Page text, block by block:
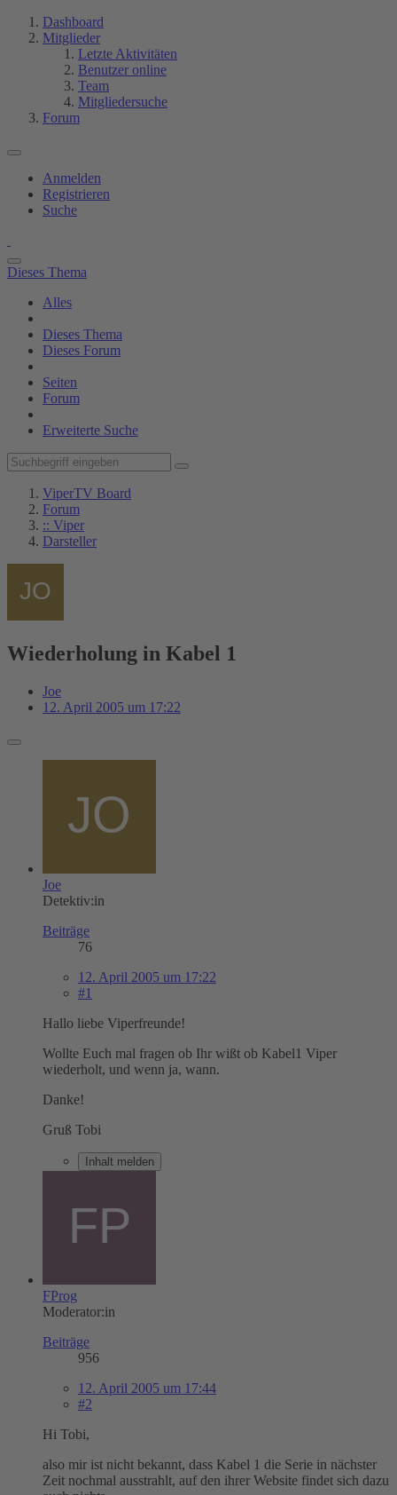
Dashboard
Mitglieder
Letzte Aktivitäten
Benutzer online
Team
Mitgliedersuche
Forum
Anmelden
Registrieren
Suche
Dieses Thema
Alles
Dieses Thema
Dieses Forum
Seiten
Forum
Erweiterte Suche
ViperTV Board
Forum
:: Viper
Darsteller
Wiederholung in Kabel 1
Joe
12. April 2005 um 17:22
Joe
Detektiv:in
Beiträge
76
12. April 2005 um 17:22
#1
Hallo liebe Viperfreunde!
Wollte Euch mal fragen ob Ihr wißt ob Kabel1 Viper
wiederholt, und wenn ja, wann.
Danke!
Gruß Tobi
Inhalt melden
FProg
Moderator:in
Beiträge
956
12. April 2005 um 17:44
#2
Hi Tobi,
also mir ist nicht bekannt, dass Kabel 1 die Serie in nächster
Zeit nochmal ausstrahlt, auf den ihrer Website findet sich dazu